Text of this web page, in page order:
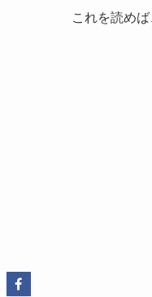
これを読め